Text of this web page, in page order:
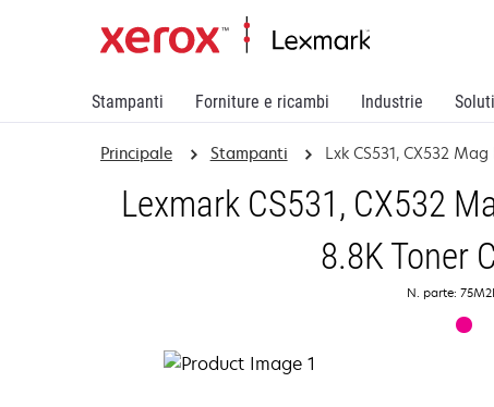
Stampanti Forniture e ricambi Industrie
Principale Stampanti Lxk CS531, CX532
Lexmark CS531, CX532
8.8K Toner
N. parte: